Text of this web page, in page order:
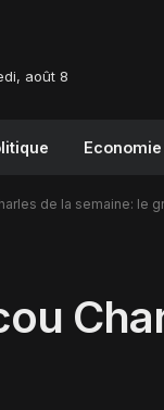
août 8
Economie
de la semaine: le